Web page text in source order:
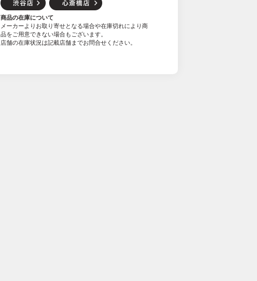
商品の在庫について
メーカーよりお取り寄せとなる場合や在庫切れにより商
品をご用意できない場合もございます。
店舗の在庫状況は記載店舗までお問合せください。